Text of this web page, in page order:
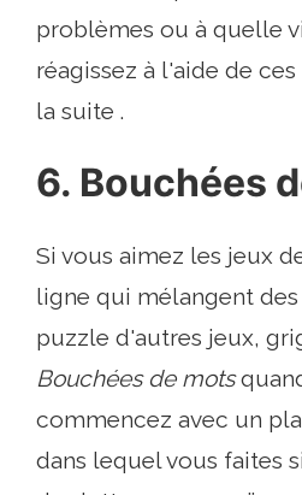
problèmes ou à quelle
réagissez à l'aide de
la suite .
6. Bouchées
Si vous aimez les jeux
ligne qui mélangent
puzzle d'autres jeux,
Bouchées de mots
commencez avec un
dans lequel vous faites